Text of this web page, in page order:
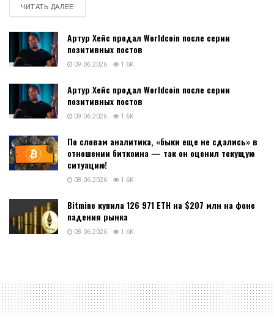
ЧИТАТЬ ДАЛЕЕDETAILS
Артур Хейс продал Worldcoin после серии
позитивных постов
09.06.2026 1.6K
Артур Хейс продал Worldcoin после серии
позитивных постов
09.06.2026 1.6K
По словам аналитика, «быки еще не сдались» в
отношении биткоина — так он оценил текущую
ситуацию!
08.06.2026 1.6K
Bitmine купила 126 971 ETH на $207 млн на фоне
падения рынка
08.06.2026 1.6K